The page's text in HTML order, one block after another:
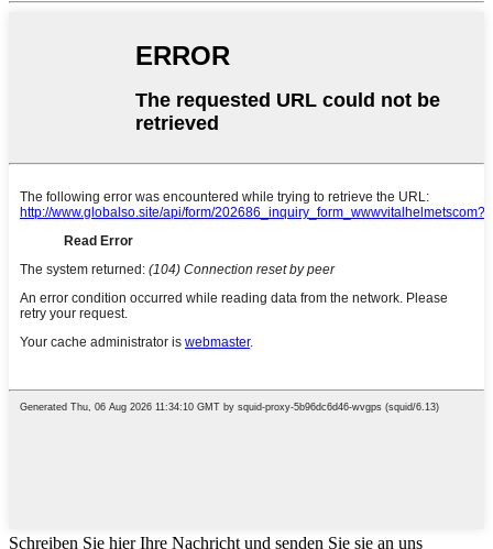
Schreiben Sie hier Ihre Nachricht und senden Sie sie an uns